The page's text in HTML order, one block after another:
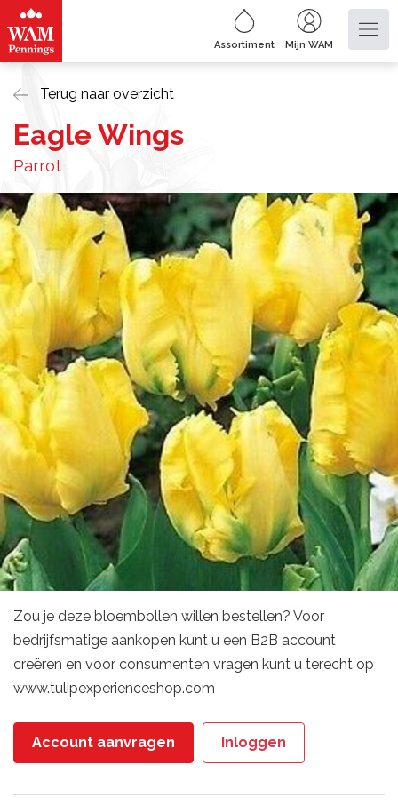
Assortiment Mijn WAM
Terug naar overzicht
Eagle Wings
Parrot
Zou je deze bloembollen willen bestellen? Voor
bedrijfsmatige aankopen kunt u een B2B account
creëren en voor consumenten vragen kunt u terecht op
www.tulipexperienceshop.com
Account aanvragen Inloggen